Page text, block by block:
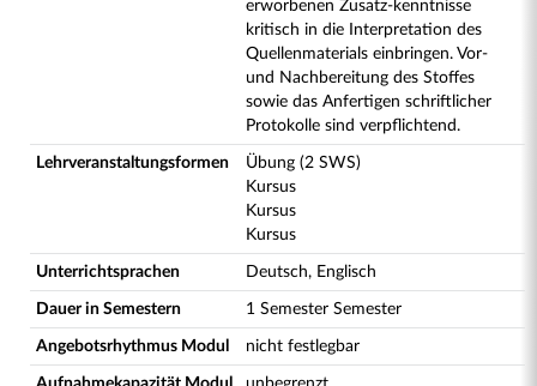
erworbenen Zusatz-kenntnisse
kritisch in die Interpretation des
Quellenmaterials einbringen. Vor-
und Nachbereitung des Stoffes
sowie das Anfertigen schriftlicher
Protokolle sind verpflichtend.
Lehrveranstaltungsformen
Übung (2 SWS)
Kursus
Kursus
Kursus
Unterrichtsprachen Deutsch, Englisch
Dauer in Semestern 1 Semester Semester
Angebotsrhythmus Modul nicht festlegbar